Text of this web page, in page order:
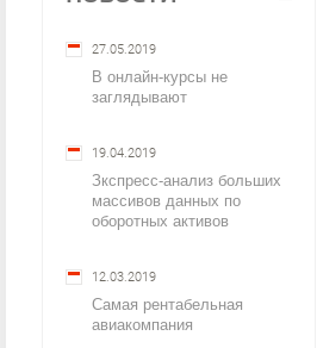
27.05.2019
В онлайн-курсы не
заглядывают
19.04.2019
Зкспресс-анализ больших
массивов данных по
оборотных активов
12.03.2019
Самая рентабельная
авиакомпания